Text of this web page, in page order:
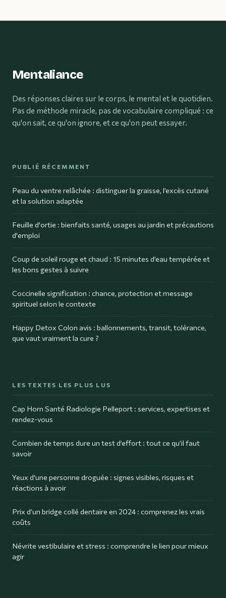
robot
métaboliques et
Mentaliance
Des réponses claires sur le corps, le mental et le quotidien.
Pas de méthode miracle, pas de vocabulaire compliqué : ce
qu'on sait, ce qu'on ignore, et ce qu'on peut essayer.
PUBLIÉ RÉCEMMENT
Peau du ventre relâchée : distinguer la graisse, l’excès cutané
et la solution adaptée
Feuille d'ortie : bienfaits santé, usages au jardin et précautions
d'emploi
Coup de soleil rouge et chaud : 15 minutes d’eau tempérée et
les bons gestes à suivre
Coccinelle signification : chance, protection et message
spirituel selon le contexte
Happy Detox Colon avis : ballonnements, transit, tolérance,
que vaut vraiment la cure ?
LES TEXTES LES PLUS LUS
Cap Horn Santé Radiologie Pelleport : services, expertises et
rendez-vous
Combien de temps dure un test d’effort : tout ce qu’il faut
savoir
Yeux d'une personne droguée : signes visibles, risques et
réactions à avoir
Prix d’un bridge collé dentaire en 2024 : comprenez les vrais
coûts
Névrite vestibulaire et stress : comprendre le lien pour mieux
agir